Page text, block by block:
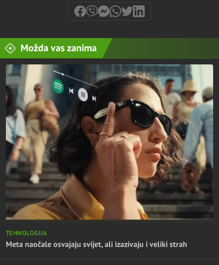
Možda vas zanima
TEHNOLOGIJA
Meta naočale osvajaju svijet, ali izazivaju i veliki strah